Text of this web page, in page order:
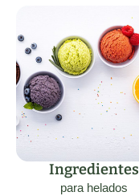
Ingredientes
para helados